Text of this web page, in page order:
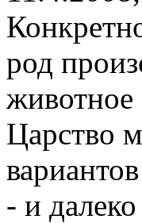
род
животное
Царство
- и